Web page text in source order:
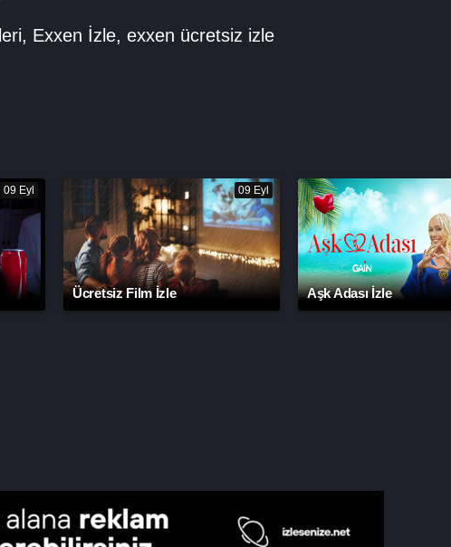
, Exxen İzle, exxen ücretsiz izle
09 Eyl 09 Eyl
Ücretsiz Film İzle Aşk Adası İzle